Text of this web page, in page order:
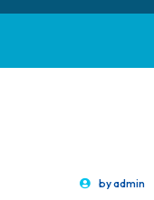
byadmin